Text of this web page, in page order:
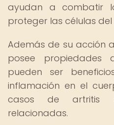
ayudan a combatir
proteger las células
Además de su acción
posee propiedades
pueden ser
inflamación en el
casos de artritis
relacionadas.